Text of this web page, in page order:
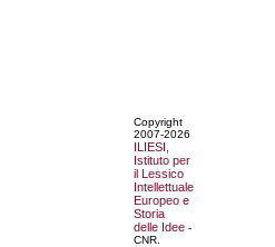
Copyright
2007-2026
ILIESI,
Istituto per
il Lessico
Intellettuale
Europeo e
Storia
delle Idee -
CNR.